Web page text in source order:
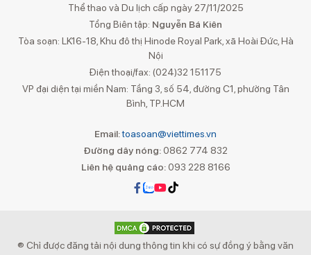
Thể thao và Du lịch cấp ngày 27/11/2025
Tổng Biên tập: Nguyễn Bá Kiên
Tòa soạn: LK16-18, Khu đô thị Hinode Royal Park, xã Hoài Đức, Hà
Nội
Điện thoại/fax: (024)32 151175
VP đại diện tại miền Nam: Tầng 3, số 54, đường C1, phường Tân
Bình, TP.HCM
Email:toasoan@viettimes.vn
Đường dây nóng: 0862 774 832
Liên hệ quảng cáo:093 228 8166
® Chỉ được đăng tải nội dung thông tin khi có sự đồng ý bằng văn